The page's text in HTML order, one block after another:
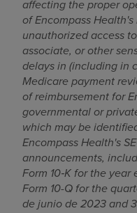
affecting the proper
of Encompass
unauthorized access
associate, or other
delays in (including in
Medicare payment
of reimbursement for
governmental or
which may be
Encompass Health's
announcements,
Form 10‑K for the year
Form 10-Q for the
de junio de 2023and